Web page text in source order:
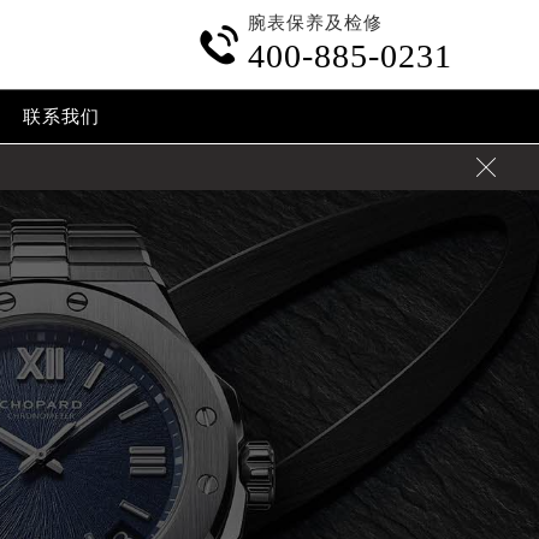

腕表保养及检修
400-885-0231
联系我们

加拨“+86”）